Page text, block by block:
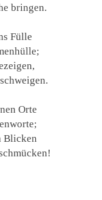
bringen.
Fülle
Orte
Blicken